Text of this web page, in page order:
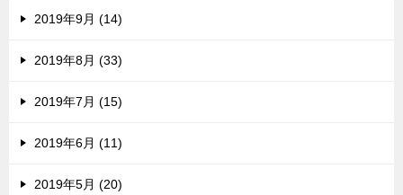
2019年9月 (14)
2019年8月 (33)
2019年7月 (15)
2019年6月 (11)
2019年5月 (20)